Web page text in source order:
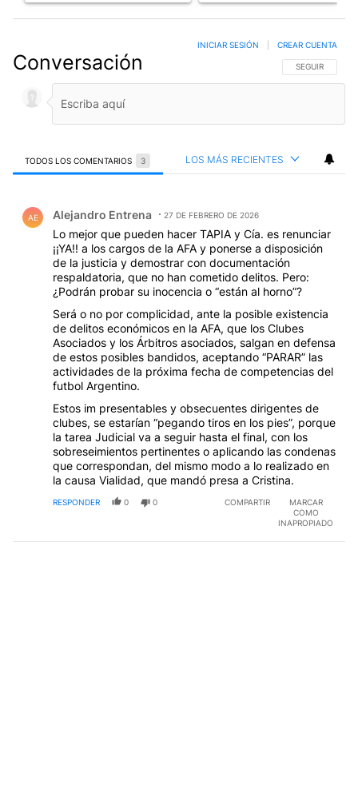
Conversación SIGA ESTA
SEGUIR
INICIAR SESIÓN CREAR CUENTA
TODOS LOS COMENTARIOS 3 LOS MÁS RECIENTES
AE Alejandro Entrena 27 DE FEBRERO DE 2026
Lo mejor que pueden hacer TAPIA y Cía. es renunciar
¡¡YA!! a los cargos de la AFA y ponerse a disposición
de la justicia y demostrar con documentación
respaldatoria, que no han cometido delitos. Pero:
¿Podrán probar su inocencia o “están al horno”?
Será o no por complicidad, ante la posible existencia
de delitos económicos en la AFA, que los Clubes
Asociados y los Árbitros asociados, salgan en defensa
de estos posibles bandidos, aceptando “PARAR” las
actividades de la próxima fecha de competencias del
futbol Argentino.
Estos im presentables y obsecuentes dirigentes de
clubes, se estarían “pegando tiros en los pies”, porque
la tarea Judicial va a seguir hasta el final, con los
sobreseimientos pertinentes o aplicando las condenas
que correspondan, del mismo modo a lo realizado en
la causa Vialidad, que mandó presa a Cristina.
RESPONDER 0 0 COMPARTIR
MARCAR
COMO
INAPROPIADO